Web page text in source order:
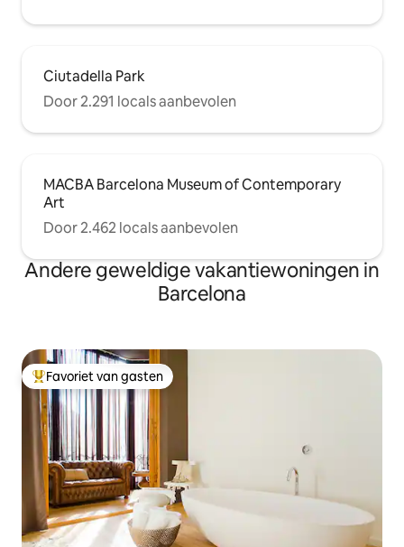
Ciutadella Park
Door 2.291 locals aanbevolen
MACBA Barcelona Museum of Contemporary
Art
Door 2.462 locals aanbevolen
Andere geweldige vakantiewoningen in
Barcelona
Topfavoriet van gasten
Favoriet van gasten